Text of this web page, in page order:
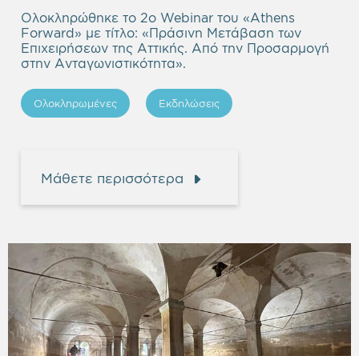
Ολοκληρώθηκε το 2ο Webinar του «Athens
Forward» με τίτλο: «Πράσινη Μετάβαση των
Επιχειρήσεων της Αττικής. Από την Προσαρμογή
στην Ανταγωνιστικότητα».
Ολοκληρωμένες Εκδηλώσεις
Μάθετε περισσότερα